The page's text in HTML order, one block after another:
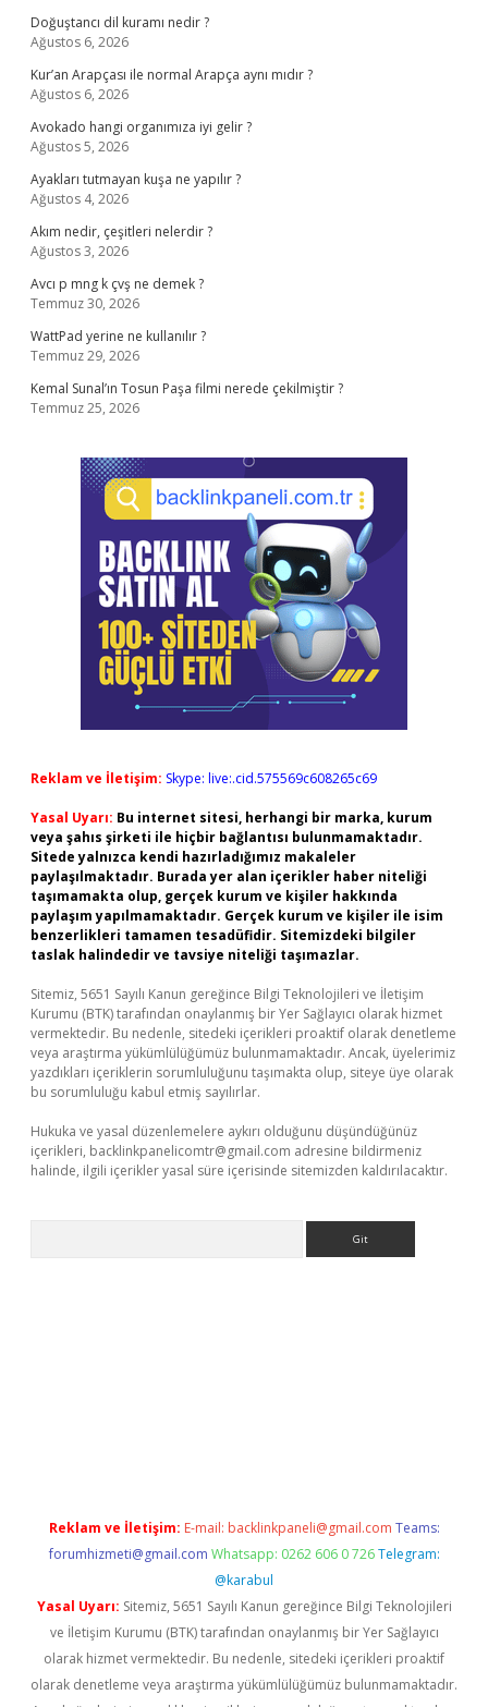
Doğuştancı dil kuramı nedir ?
Ağustos 6, 2026
Kur’an Arapçası ile normal Arapça aynı mıdır ?
Ağustos 6, 2026
Avokado hangi organımıza iyi gelir ?
Ağustos 5, 2026
Ayakları tutmayan kuşa ne yapılır ?
Ağustos 4, 2026
Akım nedir, çeşitleri nelerdir ?
Ağustos 3, 2026
Avcı p mng k çvş ne demek ?
Temmuz 30, 2026
WattPad yerine ne kullanılır ?
Temmuz 29, 2026
Kemal Sunal’ın Tosun Paşa filmi nerede çekilmiştir ?
Temmuz 25, 2026
Reklam ve İletişim: Skype: live:.cid.575569c608265c69
Yasal Uyarı: Bu internet sitesi, herhangi bir marka, kurum
veya şahıs şirketi ile hiçbir bağlantısı bulunmamaktadır.
Sitede yalnızca kendi hazırladığımız makaleler
paylaşılmaktadır. Burada yer alan içerikler haber niteliği
taşımamakta olup, gerçek kurum ve kişiler hakkında
paylaşım yapılmamaktadır. Gerçek kurum ve kişiler ile isim
benzerlikleri tamamen tesadüfidir. Sitemizdeki bilgiler
taslak halindedir ve tavsiye niteliği taşımazlar.
Sitemiz, 5651 Sayılı Kanun gereğince Bilgi Teknolojileri ve İletişim
Kurumu (BTK) tarafından onaylanmış bir Yer Sağlayıcı olarak hizmet
vermektedir. Bu nedenle, sitedeki içerikleri proaktif olarak denetleme
veya araştırma yükümlülüğümüz bulunmamaktadır. Ancak, üyelerimiz
yazdıkları içeriklerin sorumluluğunu taşımakta olup, siteye üye olarak
bu sorumluluğu kabul etmiş sayılırlar.
Hukuka ve yasal düzenlemelere aykırı olduğunu düşündüğünüz
içerikleri, backlinkpanelicomtr@gmail.com adresine bildirmeniz
halinde, ilgili içerikler yasal süre içerisinde sitemizden kaldırılacaktır.
Reklam ve İletişim: E-mail: backlinkpaneli@gmail.com Teams:
forumhizmeti@gmail.com Whatsapp: 0262 606 0 726 Telegram:
@karabul
Yasal Uyarı: Sitemiz, 5651 Sayılı Kanun gereğince Bilgi Teknolojileri
ve İletişim Kurumu (BTK) tarafından onaylanmış bir Yer Sağlayıcı
olarak hizmet vermektedir. Bu nedenle, sitedeki içerikleri proaktif
olarak denetleme veya araştırma yükümlülüğümüz bulunmamaktadır.